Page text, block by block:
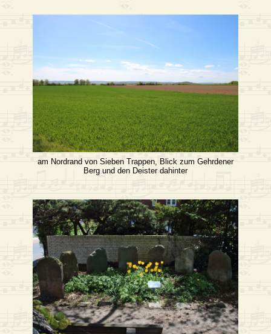
am Nordrand von Sieben Trappen, Blick zum Gehrdener
Berg und den Deister dahinter